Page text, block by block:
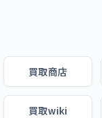
買取商店
買取wiki